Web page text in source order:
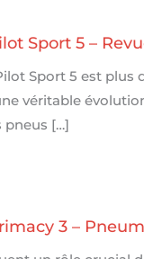
Sport 5 –
Sport 5 est plus
véritable
pneus […]
3 –